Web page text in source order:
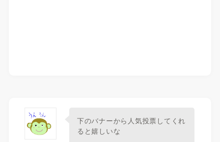
下のバナーから人気投票してくれ
ると嬉しいな